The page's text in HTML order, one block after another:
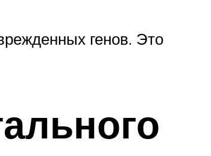
генов. Это